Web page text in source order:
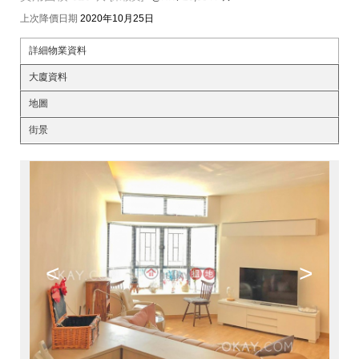
上次降價日期 2020年10月25日
詳細物業資料
大廈資料
地圖
街景
< >